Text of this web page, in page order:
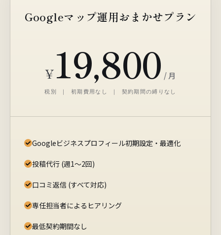
Googleマップ運用おまかせプラン
¥19,800 / 月
税別 ｜ 初期費用なし ｜ 契約期間の縛りなし
Googleビジネスプロフィール初期設定・最適化
投稿代行 (週1〜2回)
口コミ返信 (すべて対応)
専任担当者によるヒアリング
最低契約期間なし